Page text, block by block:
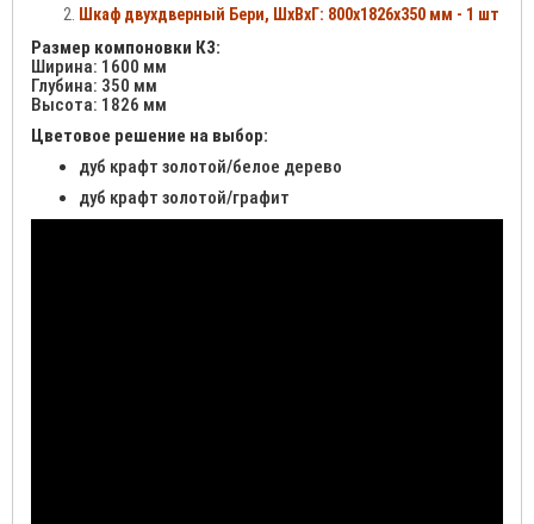
Шкаф двухдверный Бери, ШхВхГ: 800х1826х350 мм - 1 шт
Размер компоновки К3:
Ширина: 1600 мм
Глубина: 350 мм
Высота: 1826 мм
Цветовое решение на выбор:
дуб крафт золотой/белое дерево
дуб крафт золотой/графит